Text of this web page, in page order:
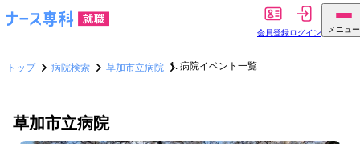
会員登録ログイン メニュー
トップ 病院検索 草加市立病院 病院イベント一覧
草加市立病院